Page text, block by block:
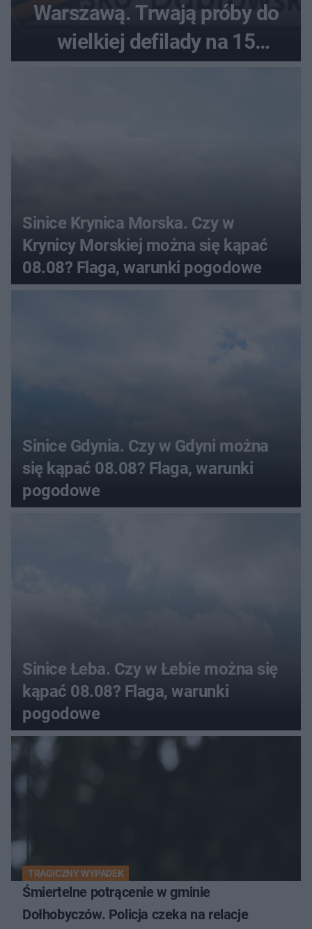
Warszawą. Trwają próby do
wielkiej defilady na 15
Sinice Krynica Morska. Czy w
Krynicy Morskiej można się kąpać
08.08? Flaga, warunki pogodowe
Sinice Gdynia. Czy w Gdyni można
się kąpać 08.08? Flaga, warunki
pogodowe
Sinice Łeba. Czy w Łebie można się
kąpać 08.08? Flaga, warunki
pogodowe
TRAGICZNY WYPADEK
Śmiertelne potrącenie w gminie
Dołhobyczów. Policja czeka na relacje